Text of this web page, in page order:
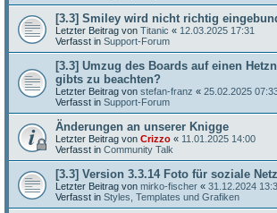
[3.3] Smiley wird nicht richtig
Letzter Beitrag von Titanic « 12.03.2025 17:31
Verfasst in Support-Forum
[3.3] Umzug des Boards auf einen
gibts zu beachten?
Letzter Beitrag von stefan-franz « 25.02.2025
Verfasst in Support-Forum
Änderungen an unserer Knigge
Letzter Beitrag von Crizzo « 11.01.2025 14:00
Verfasst in Community Talk
[3.3] Version 3.3.14 Foto für soziale
Letzter Beitrag von mirko-fischer « 31.12.2024
Verfasst in Styles, Templates und Grafiken